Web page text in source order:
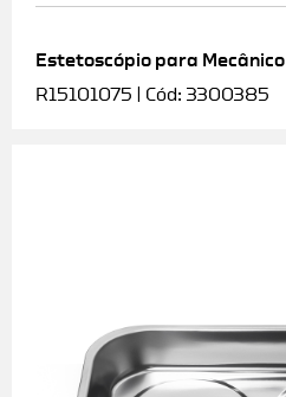
Estetoscópio para Mecânico
R15101075 | Cód: 3300385